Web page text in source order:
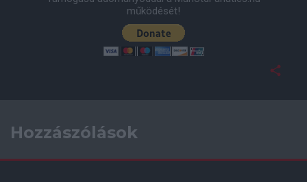
működését!
Hozzászólások